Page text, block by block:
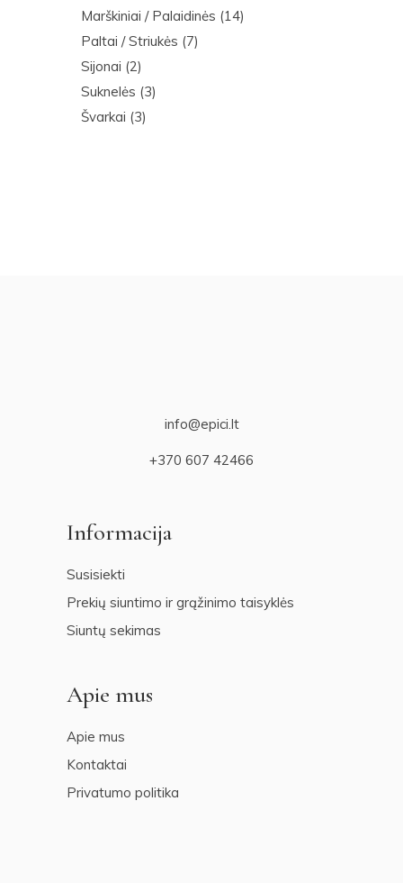
Marškiniai / Palaidinės (14)
Paltai / Striukės (7)
Sijonai (2)
Suknelės (3)
Švarkai (3)
info@epici.lt
+370 607 42466
Informacija
Susisiekti
Prekių siuntimo ir grąžinimo taisyklės
Siuntų sekimas
Apie mus
Apie mus
Kontaktai
Privatumo politika